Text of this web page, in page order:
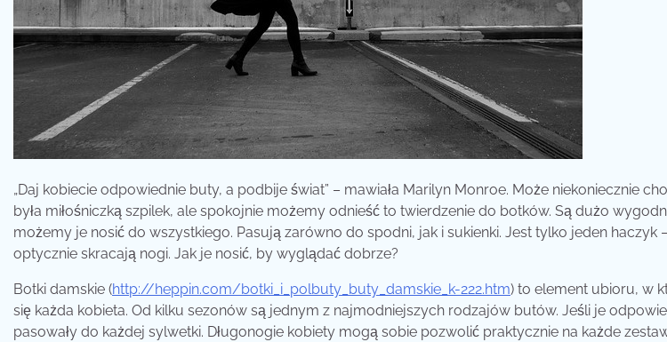
„Daj kobiecie odpowiednie buty, a podbije świat” – mawiała Marilyn Monroe. Może niekoniecznie
była miłośniczką szpilek, ale spokojnie możemy odnieść to twierdzenie do botków. Są dużo
możemy je nosić do wszystkiego. Pasują zarówno do spodni, jak i sukienki. Jest tylko jeden haczyk
optycznie skracają nogi. Jak je nosić, by wyglądać dobrze?
Botki damskie (http://heppin.com/botki_i_polbuty_buty_damskie_k-222.htm) to element ubioru, w
się każda kobieta. Od kilku sezonów są jednym z najmodniejszych rodzajów butów. Jeśli je
pasowały do każdej sylwetki. Długonogie kobiety mogą sobie pozwolić praktycznie na każde